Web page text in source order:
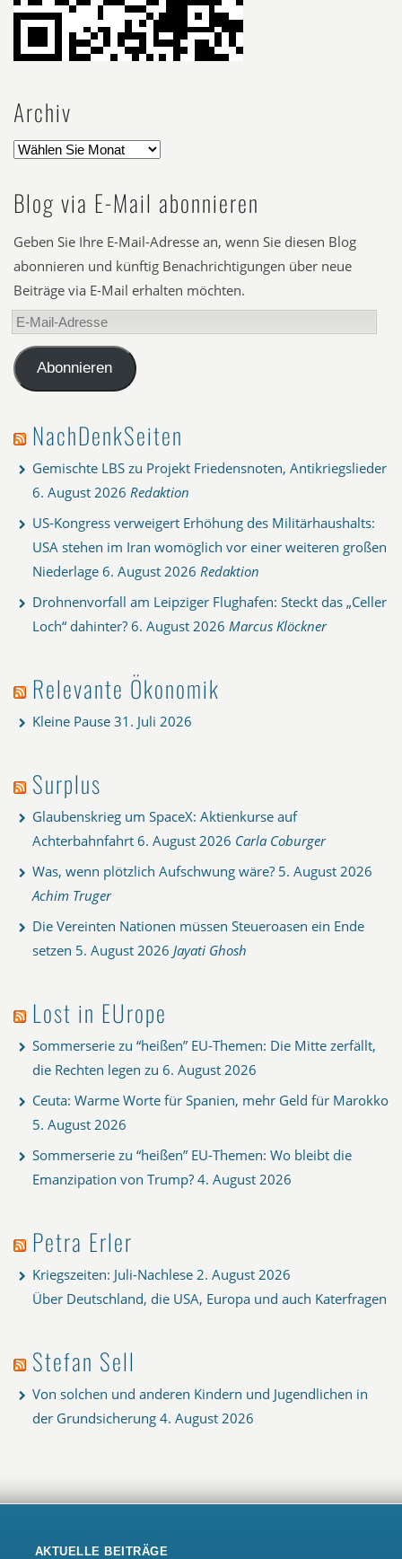
Archiv
Blog via E-Mail abonnieren
Geben Sie Ihre E-Mail-Adresse an, wenn Sie diesen Blog
abonnieren und künftig Benachrichtigungen über neue
Beiträge via E-Mail erhalten möchten.
E-
Mail-
AdresseAbonnieren
NachDenkSeiten
Gemischte LBS zu Projekt Friedensnoten, Antikriegslieder
6. August 2026 Redaktion
US-Kongress verweigert Erhöhung des Militärhaushalts:
USA stehen im Iran womöglich vor einer weiteren großen
Niederlage 6. August 2026 Redaktion
Drohnenvorfall am Leipziger Flughafen: Steckt das „Celler
Loch“ dahinter? 6. August 2026 Marcus Klöckner
Relevante Ökonomik
Kleine Pause 31. Juli 2026
Surplus
Glaubenskrieg um SpaceX: Aktienkurse auf
Achterbahnfahrt 6. August 2026 Carla Coburger
Was, wenn plötzlich Aufschwung wäre? 5. August 2026
Achim Truger
Die Vereinten Nationen müssen Steueroasen ein Ende
setzen 5. August 2026 Jayati Ghosh
Lost in EUrope
Sommerserie zu “heißen” EU-Themen: Die Mitte zerfällt,
die Rechten legen zu 6. August 2026
Ceuta: Warme Worte für Spanien, mehr Geld für Marokko
5. August 2026
Sommerserie zu “heißen” EU-Themen: Wo bleibt die
Emanzipation von Trump? 4. August 2026
Petra Erler
Kriegszeiten: Juli-Nachlese 2. August 2026
Über Deutschland, die USA, Europa und auch Katerfragen
Stefan Sell
Von solchen und anderen Kindern und Jugendlichen in
der Grundsicherung 4. August 2026
AKTUELLE BEITRÄGE